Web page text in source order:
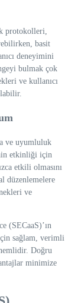
protokolleri,
basit
deneyimini
bulmak çok
ve kullanıcı
ve uyumluluk
etkinliği için
etkili olmasını
düzenlemelere
ve
(SECaaS)’ın
sağlam, verimli
Doğru
minimize